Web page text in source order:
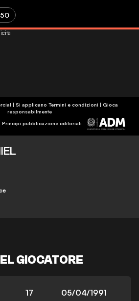
| Si applicano Termini e condizioni | Gioca
responsabilmente
Principi pubblicazione editoriali
GIOCATORE
17 05/04/1991